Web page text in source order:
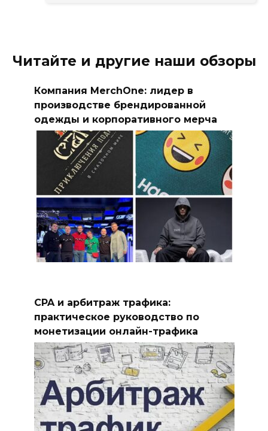
Читайте и другие наши обзоры
Компания MerchOne: лидер в
производстве брендированной
одежды и корпоративного мерча
CPA и арбитраж трафика:
практическое руководство по
монетизации онлайн-трафика